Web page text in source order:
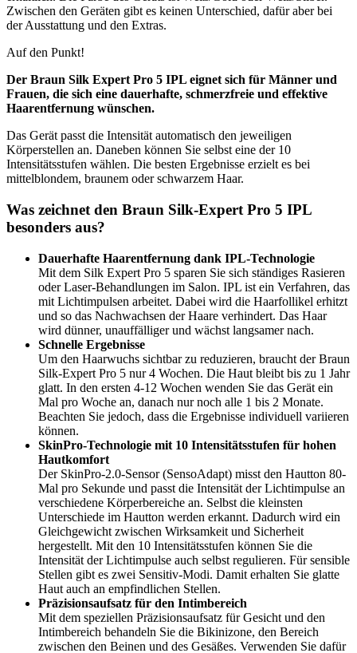
Zwischen den Geräten gibt es keinen Unterschied, dafür aber bei
der Ausstattung und den Extras.
Auf den Punkt!
Der Braun Silk Expert Pro 5 IPL eignet sich für Männer und
Frauen, die sich eine dauerhafte, schmerzfreie und effektive
Haarentfernung wünschen.
Das Gerät passt die Intensität automatisch den jeweiligen
Körperstellen an. Daneben können Sie selbst eine der 10
Intensitätsstufen wählen. Die besten Ergebnisse erzielt es bei
mittelblondem, braunem oder schwarzem Haar.
Was zeichnet den Braun Silk-Expert Pro 5 IPL
besonders aus?
Dauerhafte Haarentfernung dank IPL-Technologie
Mit dem Silk Expert Pro 5 sparen Sie sich ständiges Rasieren
oder Laser-Behandlungen im Salon. IPL ist ein Verfahren, das
mit Lichtimpulsen arbeitet. Dabei wird die Haarfollikel erhitzt
und so das Nachwachsen der Haare verhindert. Das Haar
wird dünner, unauffälliger und wächst langsamer nach.
Schnelle Ergebnisse
Um den Haarwuchs sichtbar zu reduzieren, braucht der Braun
Silk-Expert Pro 5 nur 4 Wochen. Die Haut bleibt bis zu 1 Jahr
glatt. In den ersten 4-12 Wochen wenden Sie das Gerät ein
Mal pro Woche an, danach nur noch alle 1 bis 2 Monate.
Beachten Sie jedoch, dass die Ergebnisse individuell variieren
können.
SkinPro-Technologie mit 10 Intensitätsstufen für hohen
Hautkomfort
Der SkinPro-2.0-Sensor (SensoAdapt) misst den Hautton 80-
Mal pro Sekunde und passt die Intensität der Lichtimpulse an
verschiedene Körperbereiche an. Selbst die kleinsten
Unterschiede im Hautton werden erkannt. Dadurch wird ein
Gleichgewicht zwischen Wirksamkeit und Sicherheit
hergestellt. Mit den 10 Intensitätsstufen können Sie die
Intensität der Lichtimpulse auch selbst regulieren. Für sensible
Stellen gibt es zwei Sensitiv-Modi. Damit erhalten Sie glatte
Haut auch an empfindlichen Stellen.
Präzisionsaufsatz für den Intimbereich
Mit dem speziellen Präzisionsaufsatz für Gesicht und den
Intimbereich behandeln Sie die Bikinizone, den Bereich
zwischen den Beinen und des Gesäßes. Verwenden Sie dafür